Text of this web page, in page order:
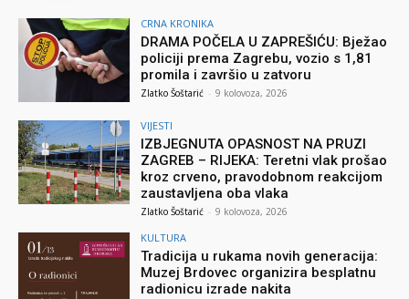
CRNA KRONIKA
DRAMA POČELA U ZAPREŠIĆU: Bježao
policiji prema Zagrebu, vozio s 1,81
promila i završio u zatvoru
Zlatko Šoštarić - 9 kolovoza, 2026
VIJESTI
IZBJEGNUTA OPASNOST NA PRUZI
ZAGREB – RIJEKA: Teretni vlak prošao
kroz crveno, pravodobnom reakcijom
zaustavljena oba vlaka
Zlatko Šoštarić - 9 kolovoza, 2026
KULTURA
Tradicija u rukama novih generacija:
Muzej Brdovec organizira besplatnu
radionicu izrade nakita